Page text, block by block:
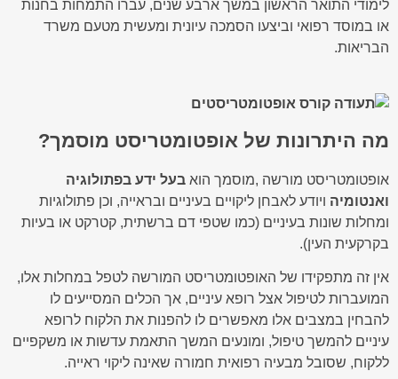
לימודי התואר הראשון במשך ארבע שנים, עברו התמחות בחנות
או במוסד רפואי וביצעו הסמכה עיונית ומעשית מטעם משרד
הבריאות.
מה היתרונות של אופטומטריסט מוסמך?
אופטומטריסט מורשה ,מוסמך הוא בעל ידע בפתולוגיה
ואנטומיה ויודע לאבחן ליקויים בעיניים ובראייה, וכן פתולוגיות
ומחלות שונות בעיניים (כמו שטפי דם ברשתית, קטרקט או בעיות
בקרקעית העין).
אין זה מתפקידו של האופטומטריסט המורשה לטפל במחלות אלו,
המועברות לטיפול אצל רופא עיניים, אך הכלים המסייעים לו
להבחין במצבים אלו מאפשרים לו להפנות את הלקוח לרופא
עיניים להמשך טיפול, ומונעים המשך התאמת עדשות או משקפיים
ללקוח, שסובל מבעיה רפואית חמורה שאינה ליקוי ראייה.